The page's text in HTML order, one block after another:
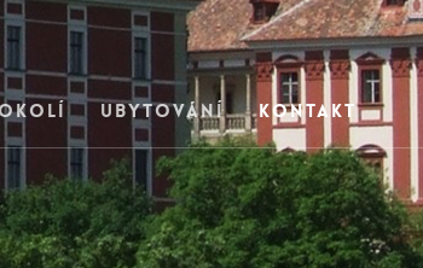
Ubytování Kontakt